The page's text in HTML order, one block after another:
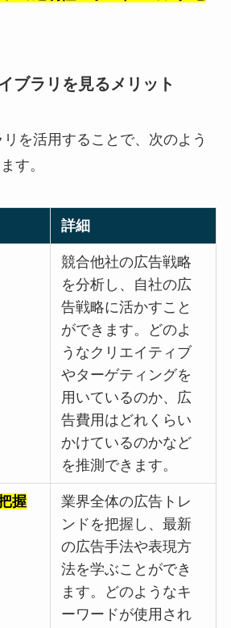
ブラリを見るメリット
を活用することで、次のよう
す。
詳細
競合他社の広告戦略
を分析し、自社の広
告戦略に活かすこと
ができます。どのよ
うなクリエイティブ
やターゲティングを
用いているのか、広
告費用はどれくらい
かけているのかなど
を推測できます。
握
業界全体の広告トレ
ンドを把握し、最新
の広告手法や表現方
法を学ぶことができ
ます。どのようなキ
ーワードが使用され